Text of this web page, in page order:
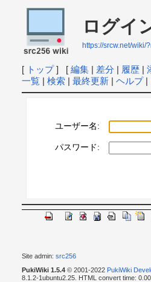
ログイ
https://srcw.net/wiki/
[ トップ] [ 編集| 差分 | 履歴|
一覧| 検索| 最終更新| ヘルプ|
ユーザー名:
パスワード:
Site admin: src256
PukiWiki 1.5.4© 2001-2022 PukiWiki
8.1.2-1ubuntu2.25. HTML convert time: